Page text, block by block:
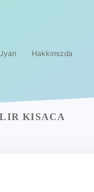
Hakkımızda
KISACA